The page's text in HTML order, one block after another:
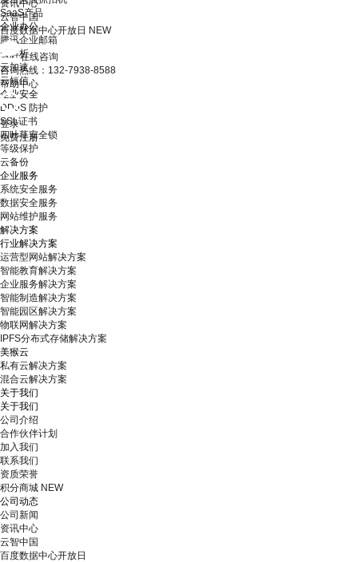
资讯中心
云智中国
百度数据中心开放日 NEW
在线咨询
咨询热线：132-7938-8588
帮助中心
登录
免费注册
SaaS产品
企业办公
腾讯企业邮箱
云解析
云加速
云短信
企业安全
DDoS 防护
SSL证书
四叶草安全锁
等级保护
云备份
企业服务
系统安全服务
数据安全服务
网站维护服务
解决方案
行业解决方案
运营型网站解决方案
智能教育解决方案
企业服务解决方案
智能制造解决方案
智能园区解决方案
物联网解决方案
IPFS分布式存储解决方案
美猴云
私有云解决方案
混合云解决方案
关于我们
关于我们
公司介绍
合作伙伴计划
加入我们
联系我们
资质荣誉
积分商城 NEW
公司动态
公司新闻
资讯中心
云智中国
百度数据中心开放日